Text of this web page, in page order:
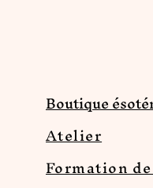
Boutique
Atelier
Formation